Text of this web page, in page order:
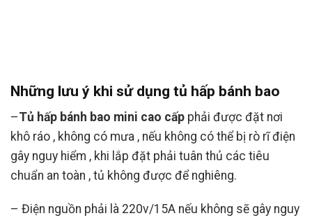
Những lưu ý khi sử dụng tủ hấp bánh bao
–Tủ hấp bánh bao mini cao cấp phải được đặt nơi
khô ráo , không có mưa , nếu không có thể bị rò rĩ điện
gây nguy hiểm , khi lắp đặt phải tuân thủ các tiêu
chuẩn an toàn , tủ không được để nghiêng.
– Điện nguồn phải là 220v/15A nếu không sẽ gây nguy